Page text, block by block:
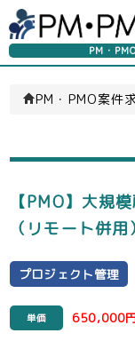
PM・
PM・PMO案件
【PMO】大規
（リモート併
プロジェクト管理
単価 650,000